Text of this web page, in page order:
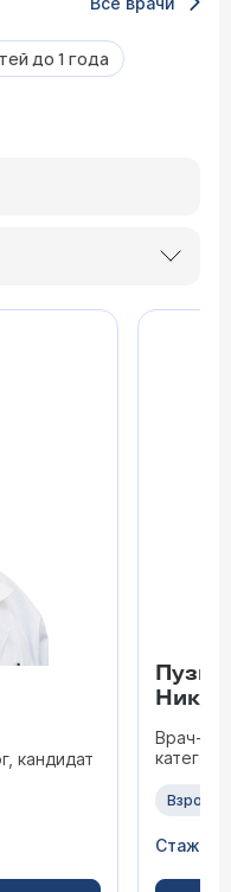
до 1 года
кандидат
Врач-
Стаж 47